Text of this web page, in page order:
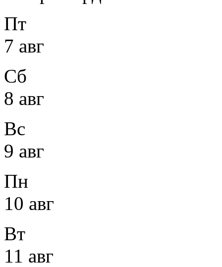
Пт
7 авг
Сб
8 авг
Вс
9 авг
Пн
10 авг
Вт
11 авг